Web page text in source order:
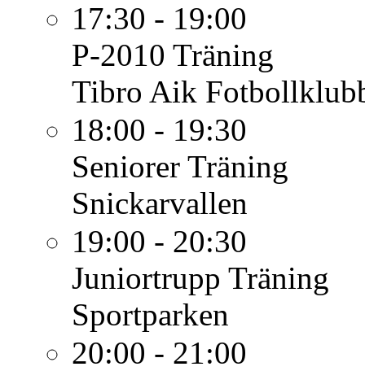
17:30 - 19:00
P-2010 Träning
Tibro Aik
18:00 - 19:30
Seniorer Träning
Snickarvallen
19:00 - 20:30
Juniortrupp Träning
Sportparken
20:00 - 21:00